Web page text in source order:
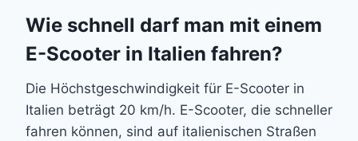
Wie schnell darf man mit einem
E-Scooter in Italien fahren?
Die Höchstgeschwindigkeit für E-Scooter in
Italien beträgt 20 km/h. E-Scooter, die schneller
fahren können, sind auf italienischen Straßen